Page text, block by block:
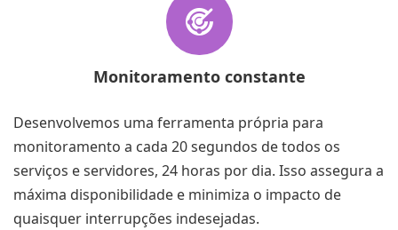
Monitoramento constante
Desenvolvemos uma ferramenta própria para
monitoramento a cada 20 segundos de todos os
serviços e servidores, 24 horas por dia. Isso assegura a
máxima disponibilidade e minimiza o impacto de
quaisquer interrupções indesejadas.